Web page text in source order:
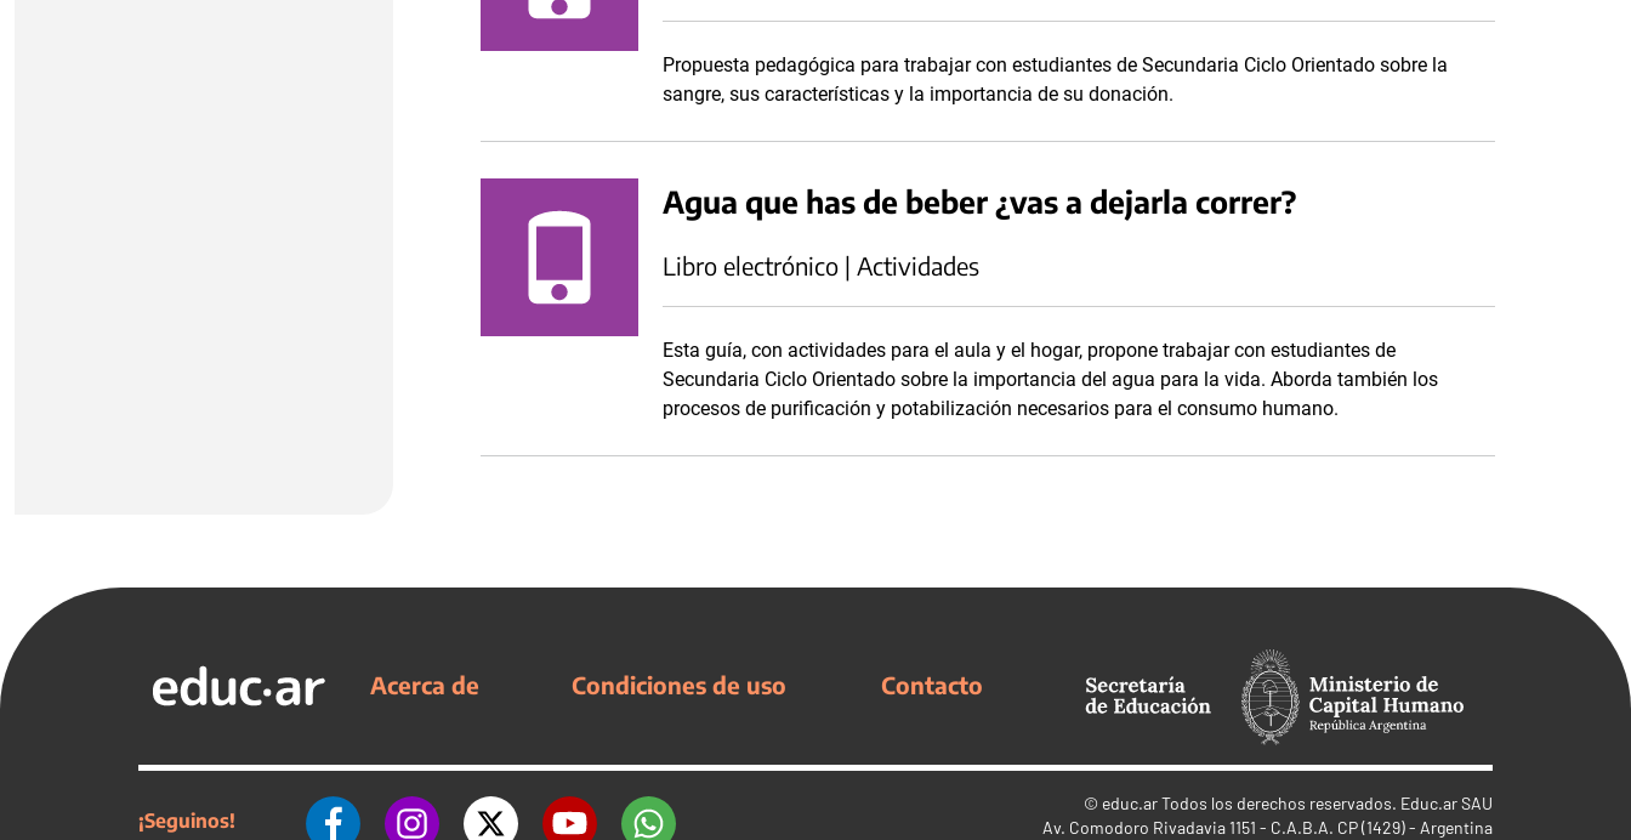
Propuesta pedagógica para trabajar con estudiantes de Secundaria Ciclo Orientado sobre la
sangre, sus características y la importancia de su donación.
Agua que has de beber ¿vas a dejarla correr?
Libro electrónico | Actividades
Esta guía, con actividades para el aula y el hogar, propone trabajar con estudiantes de
Secundaria Ciclo Orientado sobre la importancia del agua para la vida. Aborda también los
procesos de purificación y potabilización necesarios para el consumo humano.
Acerca de Condiciones de uso Contacto
¡Seguinos!
© educ.arTodos los derechos reservados. Educ.ar SAU
Av. Comodoro Rivadavia 1151 - C.A.B.A. CP (1429) - Argentina